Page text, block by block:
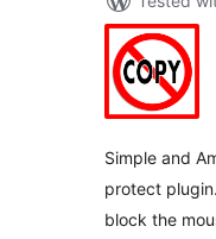
Simple and
protect
block the